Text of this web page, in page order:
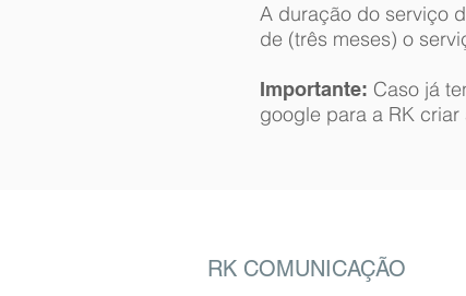
A duração do serviço
de (três meses) o
Importante: Caso já
google para a RK
RK COMUNICAÇÃO